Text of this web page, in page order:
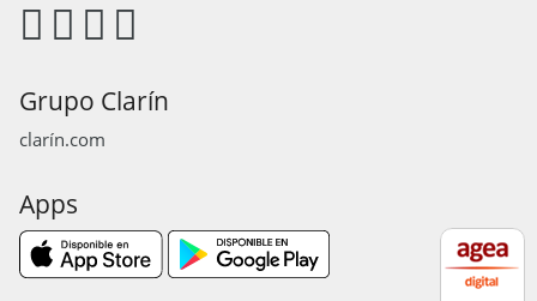
Grupo Clarín
clarín.com
Apps